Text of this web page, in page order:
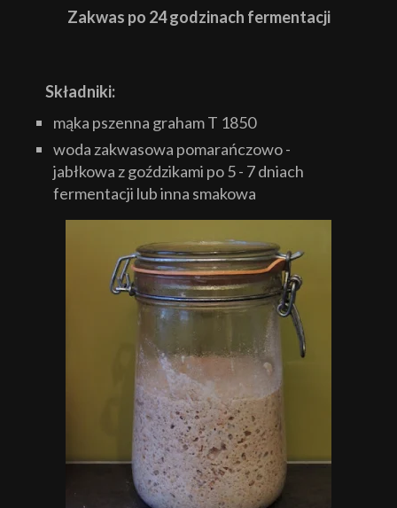
Zakwas po 24 godzinach fermentacji
Składniki:
mąka pszenna graham T 1850
woda zakwasowa pomarańczowo -
jabłkowa z goździkami po 5 - 7 dniach
fermentacji lub inna smakowa